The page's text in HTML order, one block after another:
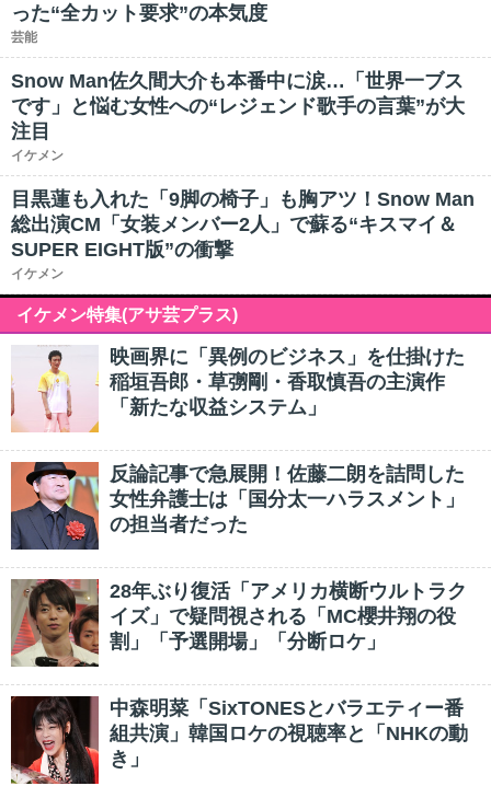
った“全カット要求”の本気度
芸能
Snow Man佐久間大介も本番中に涙…「世界一ブス
です」と悩む女性への“レジェンド歌手の言葉”が大
注目
イケメン
目黒蓮も入れた「9脚の椅子」も胸アツ！Snow Man
総出演CM「女装メンバー2人」で蘇る“キスマイ＆
SUPER EIGHT版”の衝撃
イケメン
イケメン特集(アサ芸プラス)
映画界に「異例のビジネス」を仕掛けた
稲垣吾郎・草彅剛・香取慎吾の主演作
「新たな収益システム」
反論記事で急展開！佐藤二朗を詰問した
女性弁護士は「国分太一ハラスメント」
の担当者だった
28年ぶり復活「アメリカ横断ウルトラク
イズ」で疑問視される「MC櫻井翔の役
割」「予選開場」「分断ロケ」
中森明菜「SixTONESとバラエティー番
組共演」韓国ロケの視聴率と「NHKの動
き」